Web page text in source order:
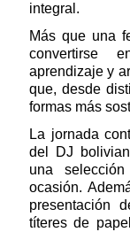
integral.
Más que una
convertirse
aprendizaje y
que, desde
formas más
La jornada
del DJ
una
ocasión.
presentación
títeres de